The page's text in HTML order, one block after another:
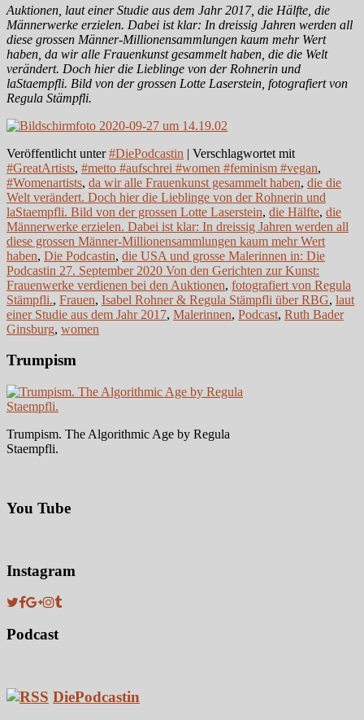
Auktionen, laut einer Studie aus dem Jahr 2017, die Hälfte, die
Männerwerke erzielen. Dabei ist klar: In dreissig Jahren werden all
diese grossen Männer-Millionensammlungen kaum mehr Wert
haben, da wir alle Frauenkunst gesammelt haben, die die Welt
verändert. Doch hier die Lieblinge von der Rohnerin und
laStaempfli. Bild von der grossen Lotte Laserstein, fotografiert von
Regula Stämpfli.
Veröffentlicht unter #DiePodcastin | Verschlagwortet mit
#GreatArtists, #metto #aufschrei #women #feminism #vegan,
#Womenartists, da wir alle Frauenkunst gesammelt haben, die die
Welt verändert. Doch hier die Lieblinge von der Rohnerin und
laStaempfli. Bild von der grossen Lotte Laserstein, die Hälfte, die
Männerwerke erzielen. Dabei ist klar: In dreissig Jahren werden all
diese grossen Männer-Millionensammlungen kaum mehr Wert
haben, Die Podcastin, die USA und grosse Malerinnen in: Die
Podcastin 27. September 2020 Von den Gerichten zur Kunst:
Frauenwerke verdienen bei den Auktionen, fotografiert von Regula
Stämpfli., Frauen, Isabel Rohner & Regula Stämpfli über RBG, laut
einer Studie aus dem Jahr 2017, Malerinnen, Podcast, Ruth Bader
Ginsburg, women
Trumpism
Trumpism. The Algorithmic Age by Regula
Staempfli.
You Tube
Instagram
Podcast
DiePodcastin